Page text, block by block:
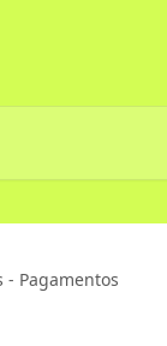
- Pagamentos